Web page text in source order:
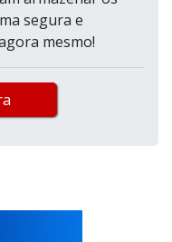
segura e
mesmo!